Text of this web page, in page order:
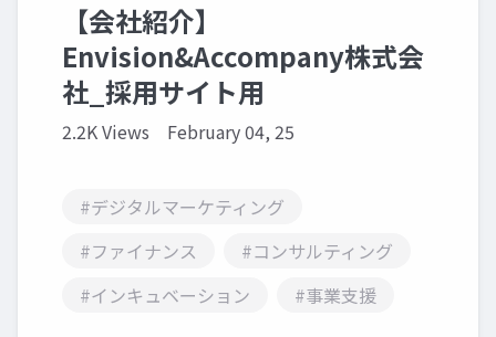
【会社紹介】
Envision&Accompany株式会
社_採用サイト用
2.2K Views February 04, 25
#デジタルマーケティング
#ファイナンス
#コンサルティング
#インキュベーション
#事業支援